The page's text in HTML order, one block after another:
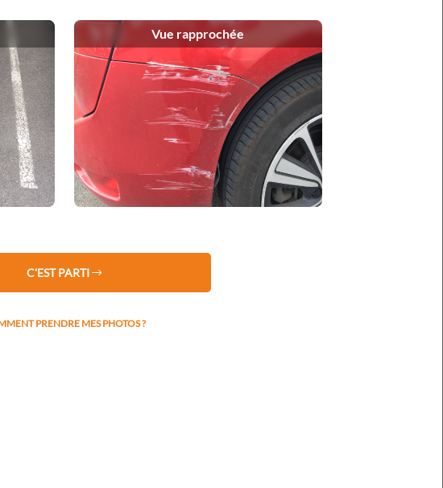
de rapidement identifier la marque et le modèle
L'IMMATRICULATION
Vue rapprochée
C'EST PARTI
PRENDRE MES PHOTOS ?